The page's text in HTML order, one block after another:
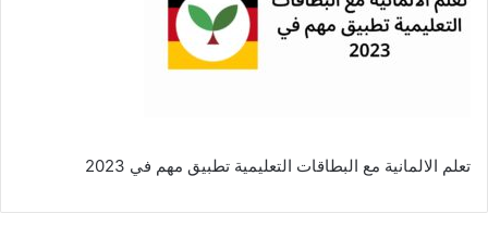
تعلم الالمانية مع البطاقات التعليمية تطبيق مهم في 2023